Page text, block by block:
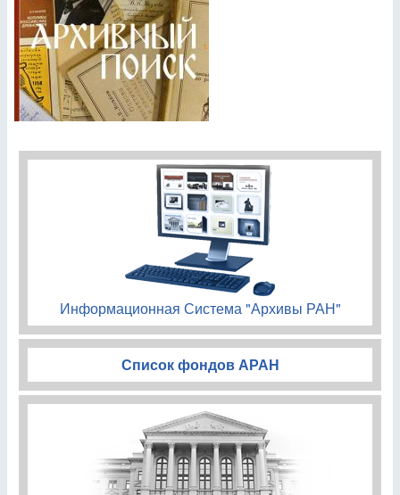
Информационная Система "Архивы РАН"
Список фондов АРАН